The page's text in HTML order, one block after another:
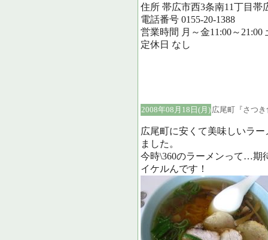
住所 帯広市西3条南11丁目帯
電話番号 0155-20-1388
営業時間 月～金11:00～21:00
定休日 なし
2008年08月18日(月) 広尾町『さつ
広尾町に安くて美味しいラ
ました。
今時\360のラーメンって…期
イケルんです！